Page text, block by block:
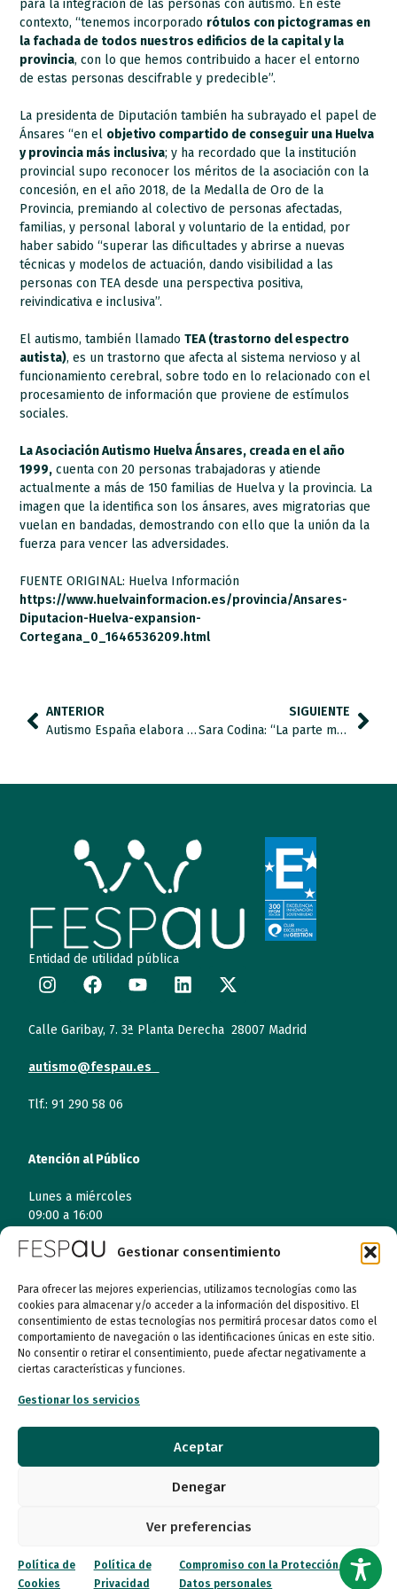
Gestionar consentimiento
Para ofrecer las mejores experiencias, utilizamos tecnologías como las
cookies para almacenar y/o acceder a la información del dispositivo. El
consentimiento de estas tecnologías nos permitirá procesar datos como el
comportamiento de navegación o las identificaciones únicas en este sitio.
No consentir o retirar el consentimiento, puede afectar negativamente a
ciertas características y funciones.
Gestionar los servicios
Aceptar
Denegar
Ver preferencias
Política de
Cookies
Política de
Privacidad
Compromiso con la Protección de
Datos personales
para la integración de las personas con autismo. En este
contexto, “tenemos incorporado rótulos con pictogramas en
la fachada de todos nuestros edificios de la capital y la
provincia, con lo que hemos contribuido a hacer el entorno
de estas personas descifrable y predecible”.
La presidenta de Diputación también ha subrayado el papel de
Ánsares “en el objetivo compartido de conseguir una Huelva
y provincia más inclusiva; y ha recordado que la institución
provincial supo reconocer los méritos de la asociación con la
concesión, en el año 2018, de la Medalla de Oro de la
Provincia, premiando al colectivo de personas afectadas,
familias, y personal laboral y voluntario de la entidad, por
haber sabido “superar las dificultades y abrirse a nuevas
técnicas y modelos de actuación, dando visibilidad a las
personas con TEA desde una perspectiva positiva,
reivindicativa e inclusiva”.
El autismo, también llamadoTEA (trastorno del espectro
autista), es un trastorno que afecta al sistema nervioso y al
funcionamiento cerebral, sobre todo en lo relacionado con el
procesamiento de información que proviene de estímulos
sociales.
La Asociación Autismo Huelva Ánsares, creada en el año
1999, cuenta con 20 personas trabajadoras y atiende
actualmente a más de 150 familias de Huelva y la provincia. La
imagen que la identifica son los ánsares, aves migratorias que
vuelan en bandadas, demostrando con ello que la unión da la
fuerza para vencer las adversidades.
FUENTE ORIGINAL: Huelva Información
https://www.huelvainformacion.es/provincia/Ansares-
Diputacion-Huelva-expansion-
Cortegana_0_1646536209.html
ANTERIOR
Autismo España elabora un informe que recoge qué es, cómo funciona y las implicaciones de la Ley que establece el Ingreso Mínimo Vital
SIGUIENTE
Sara Codina: “La parte más complicada es crecer siendo autista sin saberlo”
Entidad de utilidad pública
Calle Garibay, 7. 3ª Planta Derecha 28007 Madrid
autismo@fespau.es
Tlf.: 91 290 58 06
Atención al Público
Lunes a miércoles
09:00 a 16:00
Jueves (online)
Viernes (online)
09:00 a 14:00
Quiénes somos
Transparencia